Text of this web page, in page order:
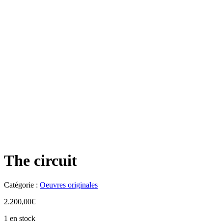
The circuit
Catégorie : Oeuvres originales
2.200,00€
1 en stock